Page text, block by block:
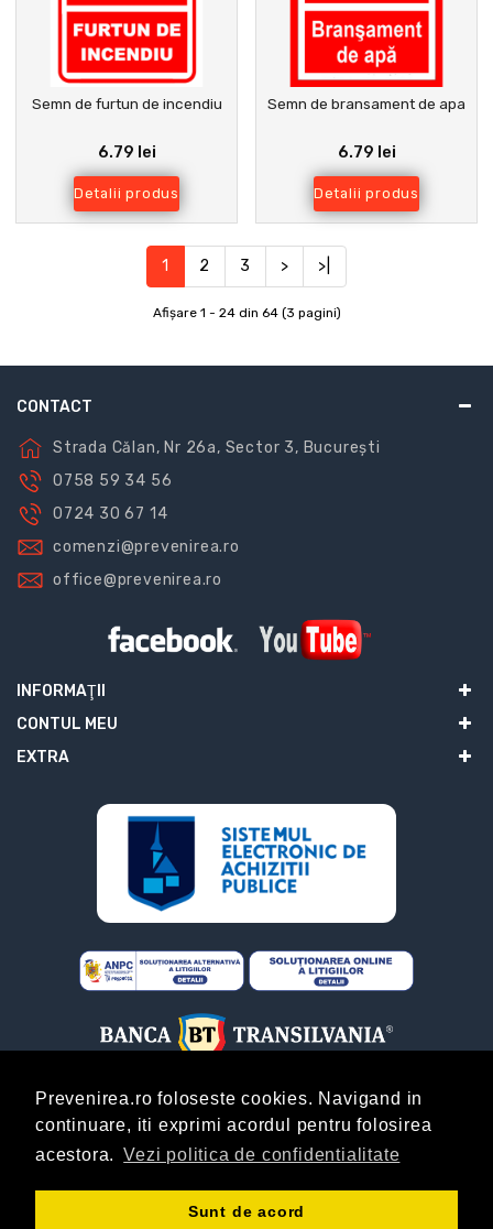
Prevenirea.ro foloseste cookies. Navigand in
continuare, iti exprimi acordul pentru folosirea
acestora.
Vezi politica de confidentialitate
Sunt de acord
Semn de furtun de incendiu
6.79 lei
Detalii produs
Semn de bransament de apa
6.79 lei
Detalii produs
1 2 3 > >|
Afişare 1 - 24 din 64 (3 pagini)
CONTACT
Strada Călan, Nr 26a, Sector 3, București
0758 59 34 56
0724 30 67 14
comenzi@prevenirea.ro
office@prevenirea.ro
INFORMAŢII
CONTUL MEU
EXTRA
ABONARE